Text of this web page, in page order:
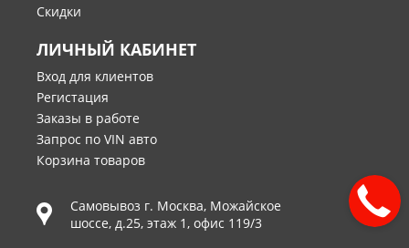
Скидки
ЛИЧНЫЙ КАБИНЕТ
Вход для клиентов
Регистация
Заказы в работе
Запрос по VIN авто
Корзина товаров
Самовывоз г. Москва, Можайское
шоссе, д.25, этаж 1, офис 119/3